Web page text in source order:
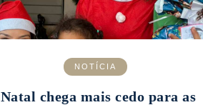
NOTÍCIA
Natal chega mais cedo para as